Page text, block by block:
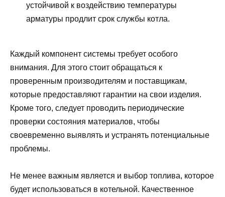
устойчивой к воздействию температуры
арматуры продлит срок службы котла.
Каждый компонент системы требует особого
внимания. Для этого стоит обращаться к
проверенным производителям и поставщикам,
которые предоставляют гарантии на свои изделия.
Кроме того, следует проводить периодические
проверки состояния материалов, чтобы
своевременно выявлять и устранять потенциальные
проблемы.
Не менее важным является и выбор топлива, которое
будет использоваться в котельной. Качественное